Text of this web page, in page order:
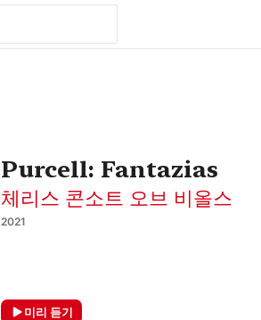
Purcell: Fantazias
체리스 콘소트 오브 비올스
2021
미리 듣기